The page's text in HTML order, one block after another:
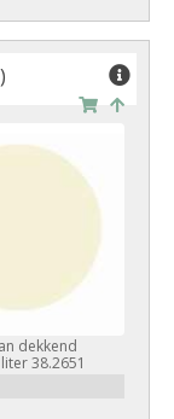
dekkend
38.2651